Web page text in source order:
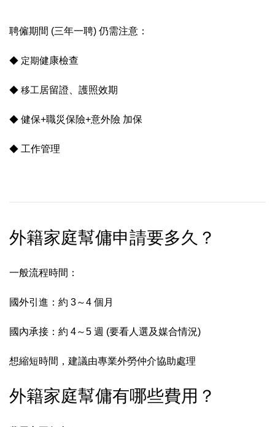
聘僱期間 (三年一聘) 仍需注意：
◆ 定期健康檢查
◆ 移工居留證、護照效期
◆ 健保+職災保險+意外險 加保
◆ 工作管理
外籍家庭幫傭申請要多久？
一般流程時間：
國外引進：約 3～4 個月
國內承接：約 4～5 週 (要看人選及媒合情況)
想縮短時間，建議由專業外勞仲介協助處理
外籍家庭幫傭有哪些費用？